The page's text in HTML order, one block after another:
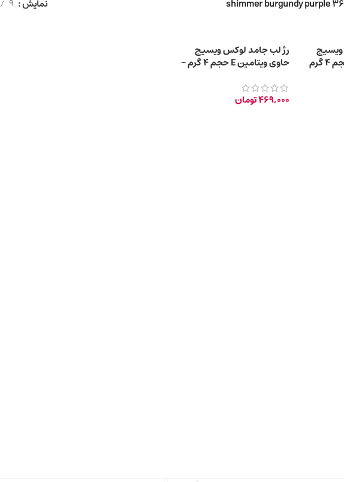
36 shimmer burgundy purple نمایش 9
رژ لب جامد لوکس ویسیج
حاوی ویتامین E حجم 4 گرم –
purple
469,000تومان